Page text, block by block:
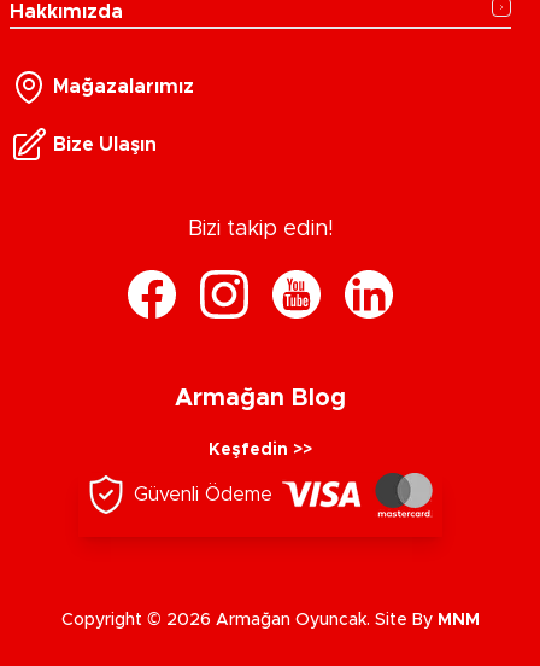
Hakkımızda
Mağazalarımız
Bize Ulaşın
Bizi takip edin!
Armağan Blog
Keşfedin >>
Güvenli Ödeme
Copyright © 2026 Armağan Oyuncak. Site By MNM